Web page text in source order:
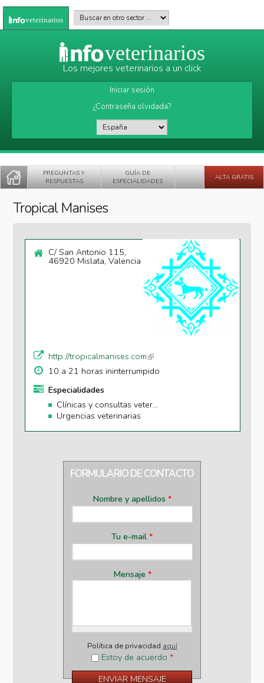
Pasar al contenido principal
veterinarios Buscar en otro sector
veterinarios
Los mejores veterinarios a un click
Iniciar sesión
¿Contraseña olvidada?
PREGUNTAS Y
RESPUESTAS
GUÍA DE
ESPECIALIDADES
ALTA GRATIS
Tropical Manises
C/ San Antonio 115,
46920 Mislata, Valencia
http://tropicalmanises.com(li
n
e
e
al
)
10 a 21 horas ininterrumpido
Especialidades
Clínicas y consultas veterinarias
Urgencias veterinarias
FORMULARIO DE CONTACTO
Nombre y apellidos *
Tu e-mail *
Mensaje *
Política de privacidad aquí
Estoy de acuerdo *